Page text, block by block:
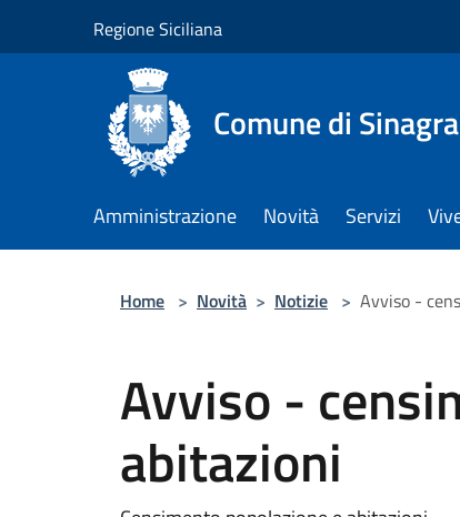
Regione Siciliana
Comune di Sinagra
Amministrazione Novità Servizi
Home > Novità > Notizie > Avviso -
Avviso -
abitazioni